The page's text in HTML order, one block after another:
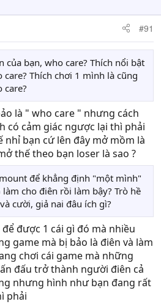
#91
của bạn, who care? Thích nổi bật
care? Thích chơi 1 mình là cũng
care?
là " who care " nhưng cách
có cảm giác ngược lại thì phải
bạn cứ lên đây mở mồm là
thế theo bạn loser là sao ?
để khẳng định "một mình"
cho điên rồi làm bậy? Trò hề
cười, giả nai đâu ích gì?
được 1 cái gì đó mà nhiều
game mà bị bảo là điên và làm
chơi cái game mà những
đấu trở thành người điên cả
nhưng hình như bạn đang rất
phải